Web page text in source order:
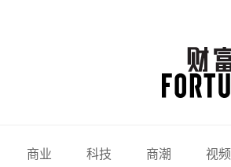
商业 科技 商潮 视频